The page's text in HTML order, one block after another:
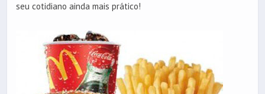
seu cotidiano ainda mais prático!